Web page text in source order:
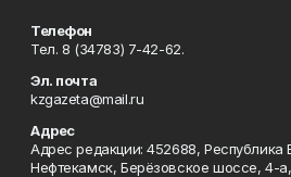
Телефон
Тел. 8 (34783) 7-42-62.
Эл. почта
kzgazeta@mail.ru
Адрес
Адрес редакции: 452688, Республика
Нефтекамск, Берёзовское шоссе, 4-